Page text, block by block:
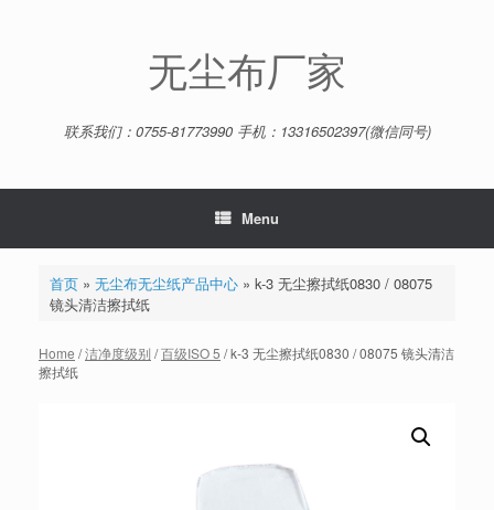
无尘布厂家
联系我们：0755-81773990 手机：13316502397(微信同号)
Menu
首页» 无尘布无尘纸产品中心» k-3 无尘擦拭纸0830 / 08075
镜头清洁擦拭纸
Home /洁净度级别 /百级ISO 5 / k-3 无尘擦拭纸0830 / 08075 镜头清洁
擦拭纸